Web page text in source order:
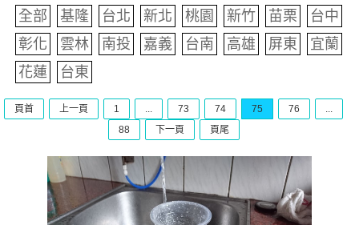
全部 基隆 台北 新北 桃園 新竹 苗栗
台中
彰化
雲林 南投 嘉義 台南 高雄 屏東
宜蘭
花蓮
台東
頁首 上一頁 1 ... 73 74 75 76
...
88
下一頁 頁尾